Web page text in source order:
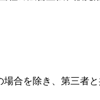
合を除き、第三者